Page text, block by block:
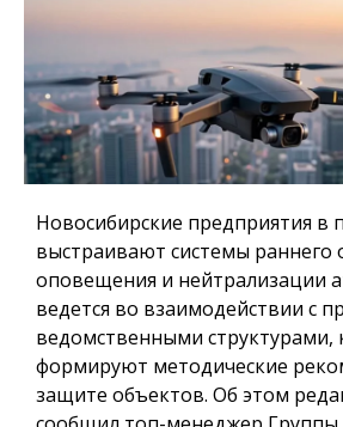
Новосибирские предприятия
выстраивают системы раннего
оповещения и нейтрализации
ведется во взаимодействии с
ведомственными структурами,
формируют методические
защите объектов. Об этом